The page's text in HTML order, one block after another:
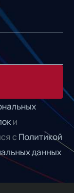
и
с Политикой
данных